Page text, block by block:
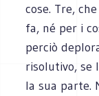
cose. Tre,
fa, né per i
perciò
risolutivo, se
la sua parte.